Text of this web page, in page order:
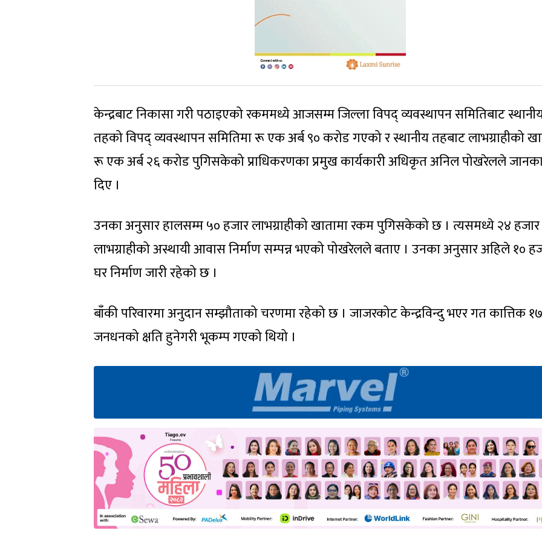
केन्द्रबाट निकासा गरी पठाइएको रकममध्ये आजसम्म जिल्ला विपद् व्यवस्थापन समितिबाट
तहको विपद् व्यवस्थापन समितिमा रू एक अर्ब ९० करोड गएको र स्थानीय तहबाट लाभग्राहीको
रू एक अर्ब २६ करोड पुगिसकेको प्राधिकरणका प्रमुख कार्यकारी अधिकृत अनिल पोखरेलले
दिए ।
उनका अनुसार हालसम्म ५० हजार लाभग्राहीको खातामा रकम पुगिसकेको छ । त्यसमध्ये २४
लाभग्राहीको अस्थायी आवास निर्माण सम्पन्न भएको पोखरेलले बताए । उनका अनुसार अहिले १०
घर निर्माण जारी रहेको छ ।
बाँकी परिवारमा अनुदान सम्झौताको चरणमा रहेको छ । जाजरकोट केन्द्रविन्दु भएर गत कात्तिक
जनधनको क्षति हुनेगरी भूकम्प गएको थियो ।